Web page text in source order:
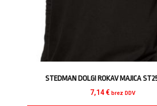
STEDMAN DOLGI ROKAV MAJICA
7,14€ brez DDV